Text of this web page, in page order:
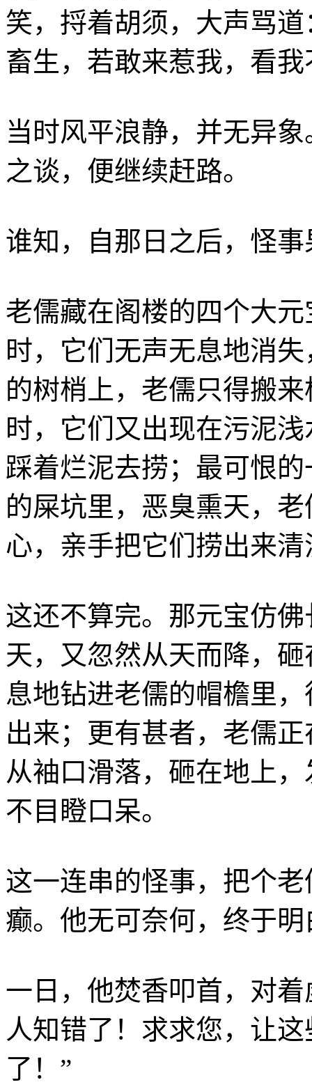
笑，捋着胡须，大声骂
畜生，若敢来惹我，看我
当时风平浪静，并无异
之谈，便继续赶路。
谁知，自那日之后，怪
老儒藏在阁楼的四个大
时，它们无声无息地消
的树梢上，老儒只得搬
时，它们又出现在污泥
踩着烂泥去捞；最可恨
的屎坑里，恶臭熏天，
心，亲手把它们捞出来清
这还不算完。那元宝仿
天，又忽然从天而降，
息地钻进老儒的帽檐里
出来；更有甚者，老儒
从袖口滑落，砸在地上
不目瞪口呆。
这一连串的怪事，把个
癫。他无可奈何，终于
一日，他焚香叩首，对
人知错了！求求您，让
了！”